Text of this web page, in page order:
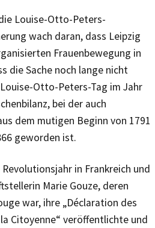
Louise-Otto-Peters-
wach daran, dass Leipzig
Frauenbewegung in
die Sache noch lange nicht
Otto-Peters-Tag im Jahr
bei der auch
dem mutigen Beginn von 1791
geworden ist.
in Frankreich und
Marie Gouze, deren
war, ihre „Déclaration des
Citoyenne“ veröffentlichte und